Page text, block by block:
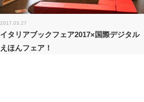
2017.03.27
イタリアブックフェア2017×国際デジタル
えほんフェア！